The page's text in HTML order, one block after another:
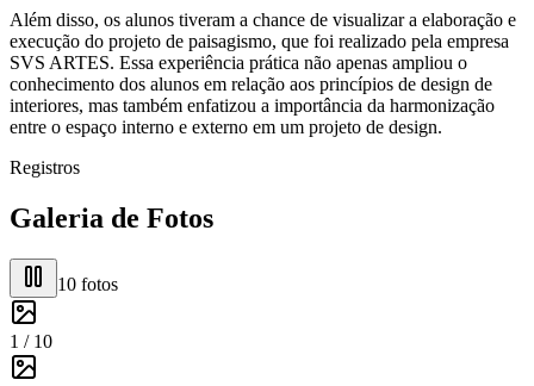
Além disso, os alunos tiveram a chance de visualizar a elaboração e
execução do projeto de paisagismo, que foi realizado pela empresa
SVS ARTES. Essa experiência prática não apenas ampliou o
conhecimento dos alunos em relação aos princípios de design de
interiores, mas também enfatizou a importância da harmonização
entre o espaço interno e externo em um projeto de design.
Registros
Galeria de Fotos
10 fotos
1 / 10